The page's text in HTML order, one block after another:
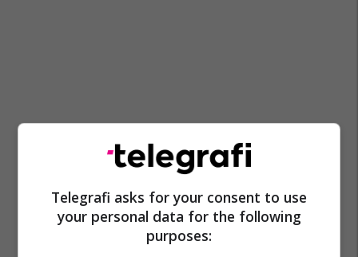
Telegrafi asks for your consent to use
your personal data for the following
purposes: